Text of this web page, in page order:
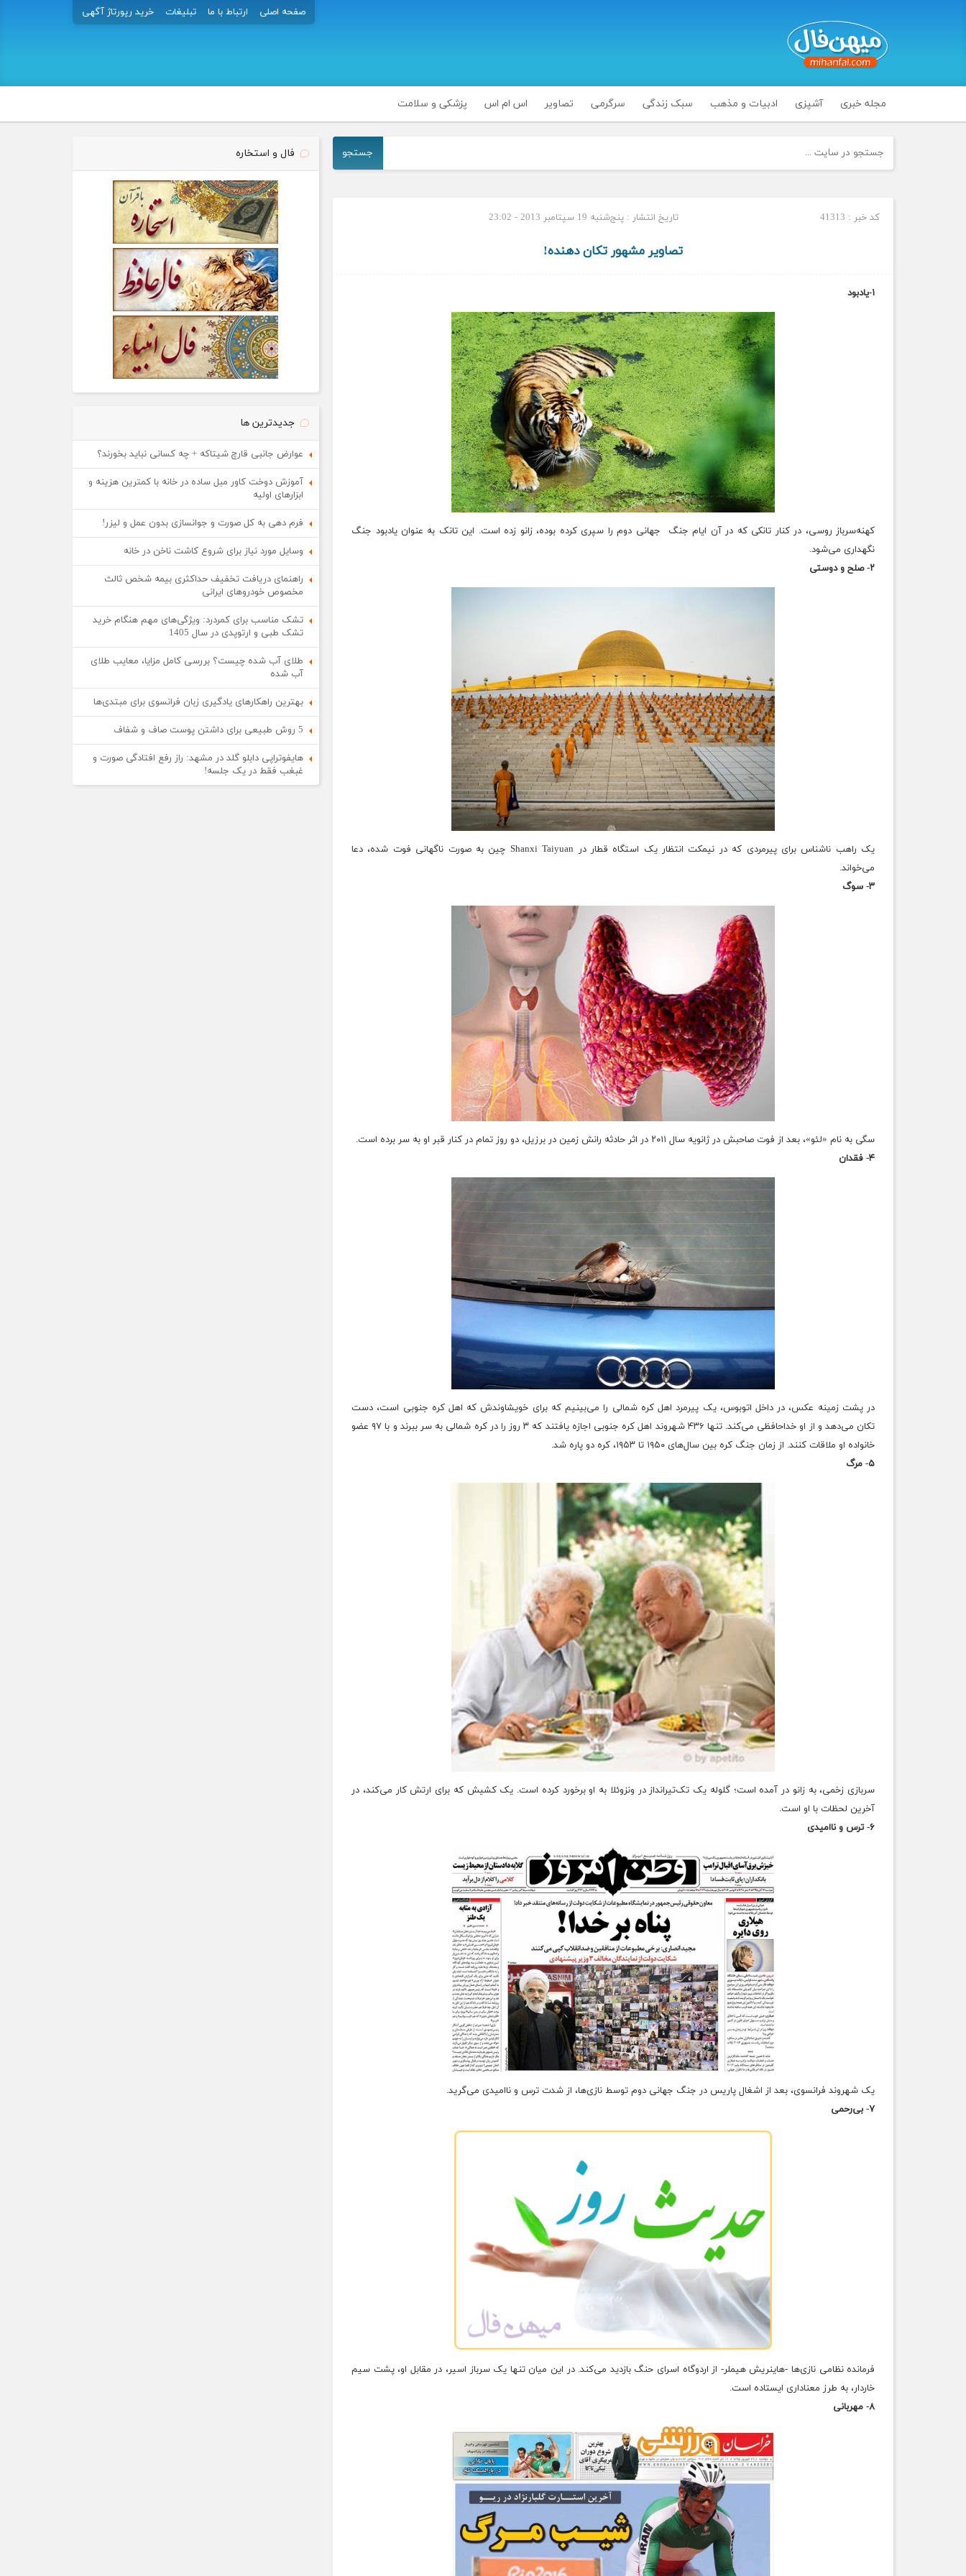
صفحه اصلی ارتباط با ما تبلیغات خرید رپورتاژ آگهی
مجله خبری آشپزی ادبیات و مذهب سبک زندگی سرگرمی تصاویر اس ام اس پزشکی و سلامت
جستجو
کد خبر : 41313 تاریخ انتشار : پنج‌شنبه 19 سپتامبر 2013 - 23:02
تصاویر مشهور تکان دهنده!
۱-یادبود
کهنه‌سرباز روسی، در کنار تانکی که در آن ایام جنگ جهانی دوم را سپری کرده بوده، زانو زده است. این تانک به عنوان یادبود جنگ
نگهداری می‌شود.
۲- صلح و دوستی
یک راهب ناشناس برای پیرمردی که در نیمکت انتظار یک استگاه قطار در Shanxi Taiyuan چین به صورت ناگهانی فوت شده، دعا
می‌خواند.
۳- سوگ
سگی به نام «لئو»، بعد از فوت صاحبش در ژانویه سال ۲۰۱۱ در اثر حادثه رانش زمین در برزیل، دو روز تمام در کنار قبر او به سر برده است.
۴- فقدان
در پشت زمینه عکس، در داخل اتوبوس، یک پیرمرد اهل کره شمالی را می‌بینیم که برای خویشاوندش که اهل کره جنوبی است، دست
تکان می‌دهد و از او خداحافظی می‌کند. تنها ۴۳۶ شهروند اهل کره جنوبی اجازه یافتند که ۳ روز را در کره شمالی به سر ببرند و با ۹۷ عضو
خانواده او ملاقات کنند. از زمان جنگ کره بین سال‌های ۱۹۵۰ تا ۱۹۵۳، کره دو پاره شد.
۵- مرگ
سربازی زخمی، به زانو در آمده است؛ گلوله یک تک‌تیرانداز در ونزوئلا به او برخورد کرده است. یک کشیش که برای ارتش کار می‌کند، در
آخرین لحظات با او است.
۶- ترس و ناامیدی
یک شهروند فرانسوی، بعد از اشغال پاریس در جنگ جهانی دوم توسط نازی‌ها، از شدت ترس و ناامیدی می‌گرید.
۷- بی‌رحمی
فرمانده نظامی نازی‌ها -هاینریش هیملر- از اردوگاه اسرای حنگ بازدید می‌کند. در این میان تنها یک سرباز اسیر، در مقابل او، پشت سیم
خاردار، به طرز معناداری ایستاده است.
۸- مهربانی
فال و استخاره
جدیدترین ها
عوارض جانبی قارچ شیتاکه + چه کسانی نباید بخورند؟
آموزش دوخت کاور مبل ساده در خانه با کمترین هزینه و
ابزارهای اولیه
فرم دهی به کل صورت و جوانسازی بدون عمل و لیزر!
وسایل مورد نیاز برای شروع کاشت ناخن در خانه
راهنمای دریافت تخفیف حداکثری بیمه شخص ثالث
مخصوص خودروهای ایرانی
تشک مناسب برای کمردرد: ویژگی‌های مهم هنگام خرید
تشک طبی و ارتوپدی در سال 1405
طلای آب شده چیست؟ بررسی کامل مزایا، معایب طلای
آب شده
بهترین راهکارهای یادگیری زبان فرانسوی برای مبتدی‌ها
5 روش طبیعی برای داشتن پوست صاف و شفاف
هایفوتراپی دابلو گلد در مشهد: راز رفع افتادگی صورت و
غبغب فقط در یک جلسه!